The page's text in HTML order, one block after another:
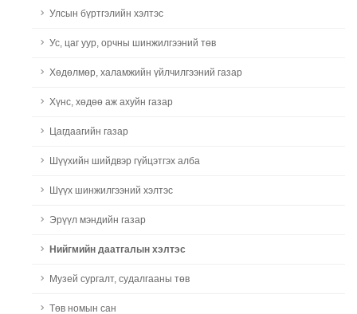
Улсын бүртгэлийн хэлтэс
Ус, цаг уур, орчны шинжилгээний төв
Хөдөлмөр, халамжийн үйлчилгээний газар
Хүнс, хөдөө аж ахуйн газар
Цагдаагийн газар
Шүүхийн шийдвэр гүйцэтгэх алба
Шүүх шинжилгээний хэлтэс
Эрүүл мэндийн газар
Нийгмийн даатгалын хэлтэс
Музей сургалт, судалгааны төв
Төв номын сан